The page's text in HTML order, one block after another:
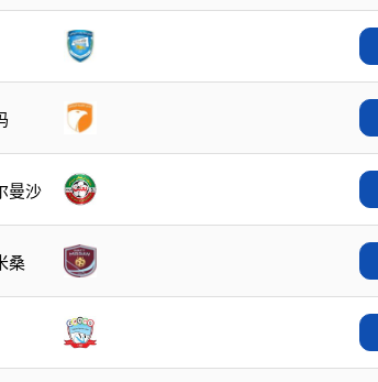
曼沙
桑